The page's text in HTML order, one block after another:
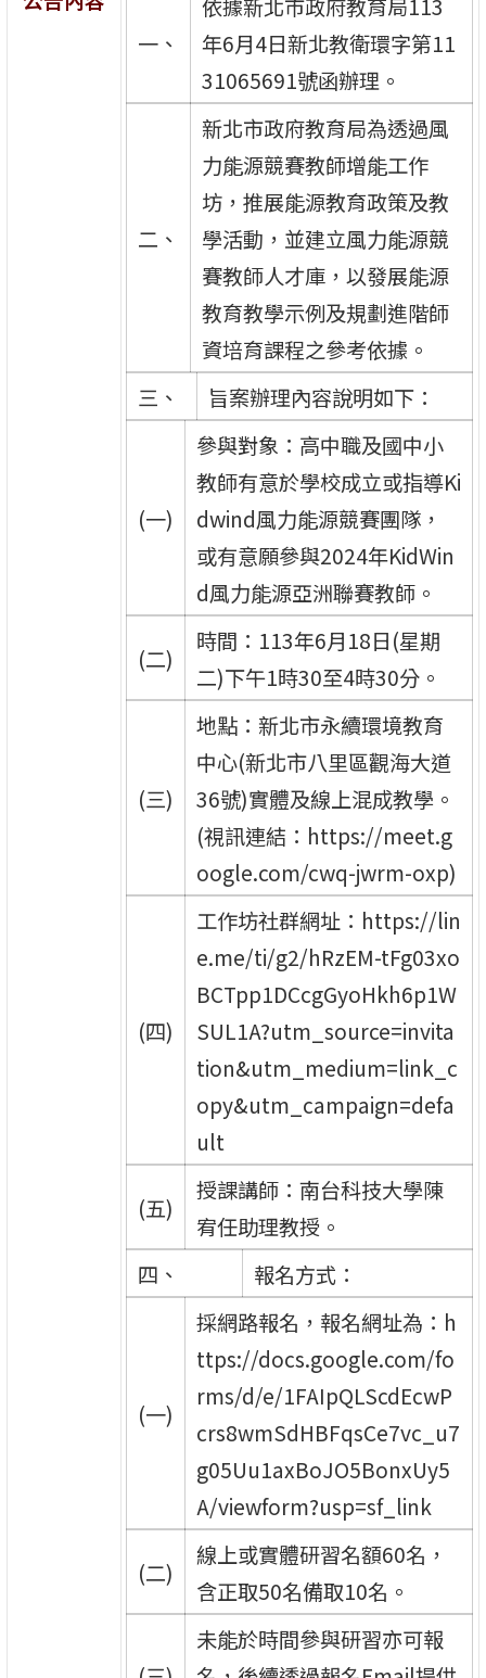
一、
依據新北市政府教育局113
年6月4日新北教衛環字第11
31065691號函辦理。
二、
新北市政府教育局為透過風
力能源競賽教師增能工作
坊，推展能源教育政策及教
學活動，並建立風力能源競
賽教師人才庫，以發展能源
教育教學示例及規劃進階師
資培育課程之參考依據。
三、
旨案辦理內容說明如下：
(一)
參與對象：高中職及國中小
教師有意於學校成立或指導Ki
dwind風力能源競賽團隊，
或有意願參與2024年KidWin
d風力能源亞洲聯賽教師。
(二)
時間：113年6月18日(星期
二)下午1時30至4時30分。
(三)
地點：新北市永續環境教育
中心(新北市八里區觀海大道
36號)實體及線上混成教學。
(視訊連結：https://meet.g
oogle.com/cwq-jwrm-oxp)
(四)
工作坊社群網址：https://lin
e.me/ti/g2/hRzEM-tFg03xo
BCTpp1DCcgGyoHkh6p1W
SUL1A?utm_source=invita
tion&utm_medium=link_c
opy&utm_campaign=defa
ult
(五)
授課講師：南台科技大學陳
宥任助理教授。
四、
報名方式：
(一)
採網路報名，報名網址為：h
ttps://docs.google.com/fo
rms/d/e/1FAIpQLScdEcwP
crs8wmSdHBFqsCe7vc_u7
g05Uu1axBoJO5BonxUy5
A/viewform?usp=sf_link
(二)
線上或實體研習名額60名，
含正取50名備取10名。
未能於時間參與研習亦可報